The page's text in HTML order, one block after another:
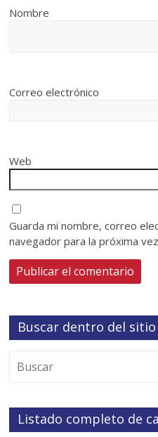
Nombre
Correo electrónico
Web
Guarda mi nombre, correo
navegador para la próxima
Buscar dentro del sitio
Listado completo de